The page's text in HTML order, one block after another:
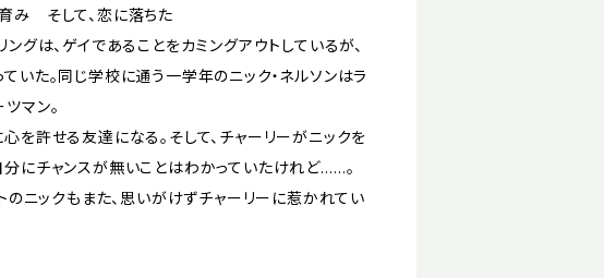
そして、恋に落ちた
グは、ゲイであることをカミングアウトしているが、
いた。同じ学校に通う一学年のニック・ネルソンはラ
マン。
を許せる友達になる。そして、チャーリーがニックを
にチャンスが無いことはわかっていたけれど……。
のニックもまた、思いがけずチャーリーに惹かれてい